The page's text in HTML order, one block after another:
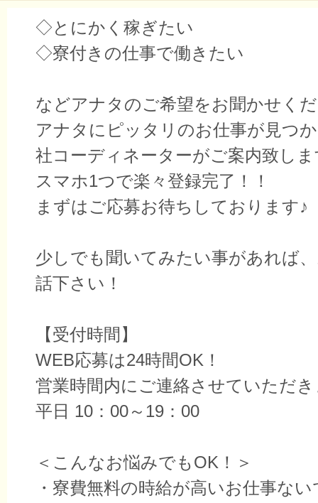
◇とにかく稼ぎたい
◇寮付きの仕事で働きたい
などアナタのご希望をお聞かせく
アナタにピッタリのお仕事が見つ
社コーディネーターがご案内致し
スマホ1つで楽々登録完了！！
まずはご応募お待ちしております♪
少しでも聞いてみたい事があれば
話下さい！
【受付時間】
WEB応募は24時間OK！
営業時間内にご連絡させていただ
平日 10：00～19：00
＜こんなお悩みでもOK！＞
・寮費無料の時給が高いお仕事な